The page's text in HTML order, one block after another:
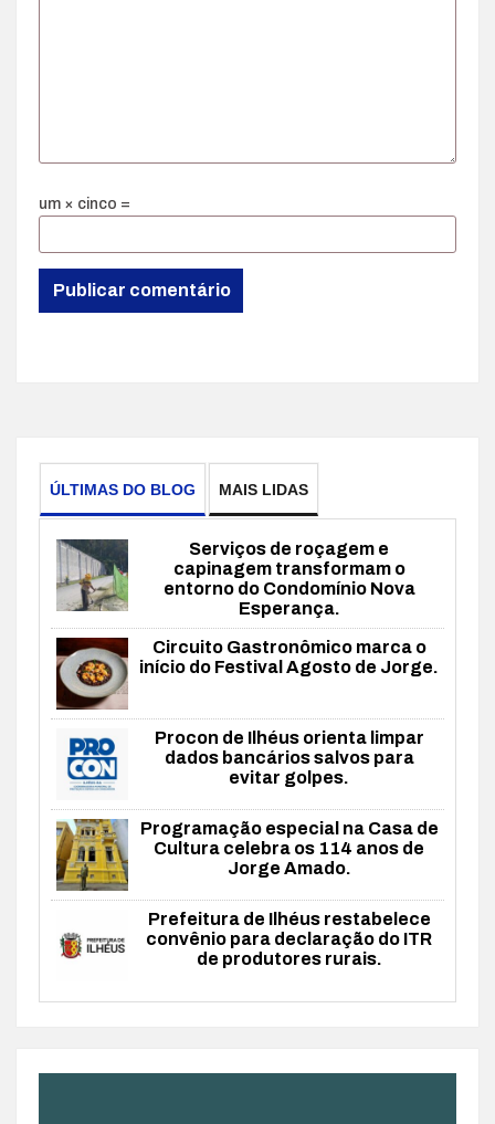
um × cinco =
ÚLTIMAS DO BLOG MAIS LIDAS
Serviços de roçagem e
capinagem transformam o
entorno do Condomínio Nova
Esperança.
Circuito Gastronômico marca o
início do Festival Agosto de Jorge.
Procon de Ilhéus orienta limpar
dados bancários salvos para
evitar golpes.
Programação especial na Casa de
Cultura celebra os 114 anos de
Jorge Amado.
Prefeitura de Ilhéus restabelece
convênio para declaração do ITR
de produtores rurais.